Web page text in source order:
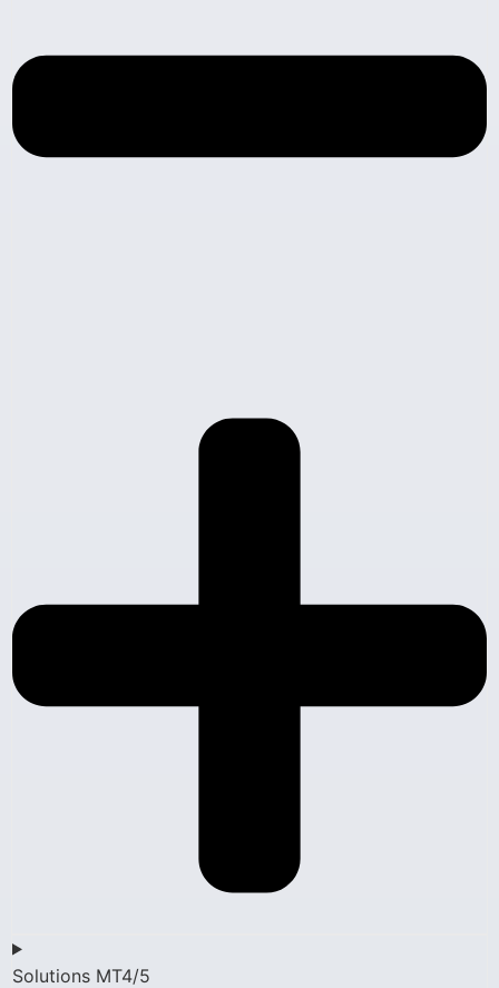
Solutions MT4/5